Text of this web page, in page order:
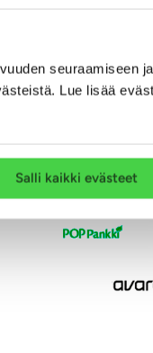
seuraamiseen ja
Lue lisää
Salli kaikki evästeet